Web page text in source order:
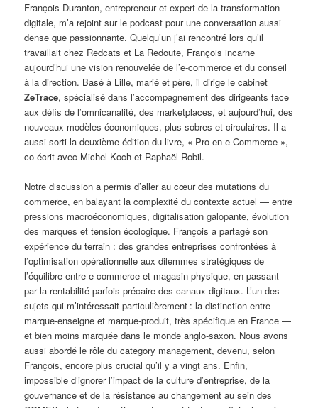
François Duranton, entrepreneur et expert de la transformation
digitale, m’a rejoint sur le podcast pour une conversation aussi
dense que passionnante. Quelqu’un j’ai rencontré lors qu’il
travaillait chez Redcats et La Redoute, François incarne
aujourd’hui une vision renouvelée de l’e-commerce et du conseil
à la direction. Basé à Lille, marié et père, il dirige le cabinet
ZeTrace, spécialisé dans l’accompagnement des dirigeants face
aux défis de l’omnicanalité, des marketplaces, et aujourd’hui, des
nouveaux modèles économiques, plus sobres et circulaires. Il a
aussi sorti la deuxième édition du livre, « Pro en e-Commerce »,
co-écrit avec Michel Koch et Raphaël Robil.
Notre discussion a permis d’aller au cœur des mutations du
commerce, en balayant la complexité du contexte actuel — entre
pressions macroéconomiques, digitalisation galopante, évolution
des marques et tension écologique. François a partagé son
expérience du terrain : des grandes entreprises confrontées à
l’optimisation opérationnelle aux dilemmes stratégiques de
l’équilibre entre e-commerce et magasin physique, en passant
par la rentabilité parfois précaire des canaux digitaux. L’un des
sujets qui m’intéressait particulièrement : la distinction entre
marque-enseigne et marque-produit, très spécifique en France —
et bien moins marquée dans le monde anglo-saxon. Nous avons
aussi abordé le rôle du category management, devenu, selon
François, encore plus crucial qu’il y a vingt ans. Enfin,
impossible d’ignorer l’impact de la culture d’entreprise, de la
gouvernance et de la résistance au changement au sein des